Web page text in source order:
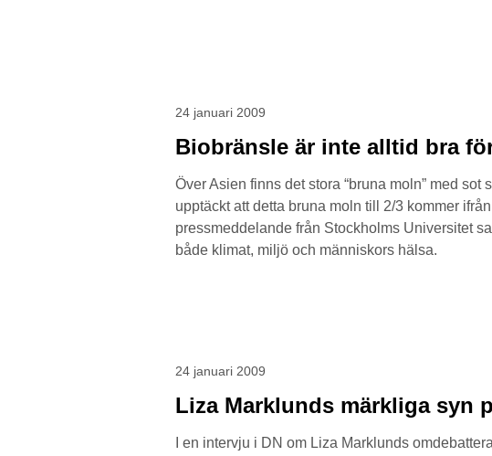
24 januari 2009
Biobränsle är inte alltid bra
Över Asien finns det stora “bruna moln” med
upptäckt att detta bruna moln till 2/3 kommer
pressmeddelande från Stockholms Universitet
både klimat, miljö och människors hälsa.
24 januari 2009
Liza Marklunds märkliga syn
I en intervju i DN om Liza Marklunds